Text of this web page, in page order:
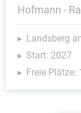
Hofmann -
Landsberg
Start: 2027
Freie Plätze: